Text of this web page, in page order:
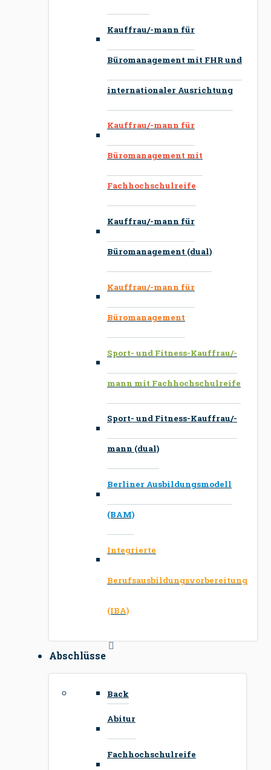
Kauffrau/-mann für
Büromanagement mit FHR und
internationaler Ausrichtung
Kauffrau/-mann für
Büromanagement mit
Fachhochschulreife
Kauffrau/-mann für
Büromanagement (dual)
Kauffrau/-mann für
Büromanagement
Sport- und Fitness-Kauffrau/-
mann mit Fachhochschulreife
Sport- und Fitness-Kauffrau/-
mann (dual)
Berliner Ausbildungsmodell
(BAM)
Integrierte
Berufsausbildungsvorbereitung
(IBA)
Abschlüsse
Back
Abitur
Fachhochschulreife